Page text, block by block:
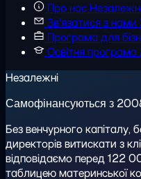
Про нас
Зв'язатися з нами
Програма для
Освітня програма
Незалежні
Самофінансуються з
Без венчурного капіталу,
директорів витискати з
відповідаємо перед 122
таблицею материнської